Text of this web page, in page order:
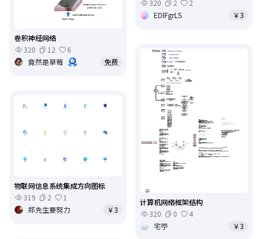
320
2
2
EDlFgrLS
￥3
卷积神经网络
320
12
6
竟然是草莓
免费
计算机网络框架结构
320
0
4
宅苧
￥3
物联网信息系统集成方向图标
319
2
1
郑先生要努力
￥3